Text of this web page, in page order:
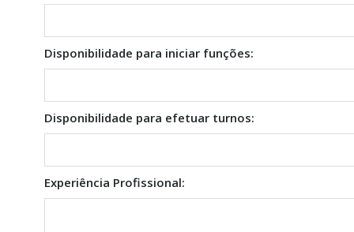
Disponibilidade para iniciar funções:
Disponibilidade para efetuar turnos:
Experiência Profissional: